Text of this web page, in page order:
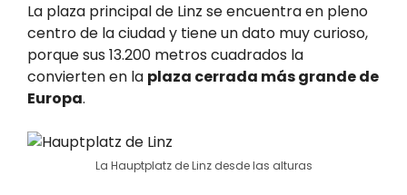
La plaza principal de Linz se encuentra en pleno
centro de la ciudad y tiene un dato muy curioso,
porque sus 13.200 metros cuadrados la
convierten en la plaza cerrada más grande de
Europa.
La Hauptplatz de Linz desde las alturas